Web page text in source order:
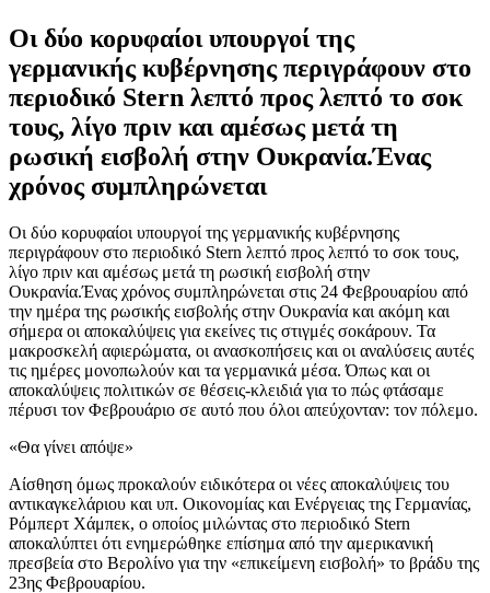
Οι δύο κορυφαίοι υπουργοί της
γερμανικής κυβέρνησης περιγράφουν στο
περιοδικό Stern λεπτό προς λεπτό το σοκ
τους, λίγο πριν και αμέσως μετά τη
ρωσική εισβολή στην Ουκρανία.Ένας
χρόνος συμπληρώνεται
Οι δύο κορυφαίοι υπουργοί της γερμανικής κυβέρνησης
περιγράφουν στο περιοδικό Stern λεπτό προς λεπτό το σοκ τους,
λίγο πριν και αμέσως μετά τη ρωσική εισβολή στην
Ουκρανία.Ένας χρόνος συμπληρώνεται στις 24 Φεβρουαρίου από
την ημέρα της ρωσικής εισβολής στην Ουκρανία και ακόμη και
σήμερα οι αποκαλύψεις για εκείνες τις στιγμές σοκάρουν. Τα
μακροσκελή αφιερώματα, οι ανασκοπήσεις και οι αναλύσεις αυτές
τις ημέρες μονοπωλούν και τα γερμανικά μέσα. Όπως και οι
αποκαλύψεις πολιτικών σε θέσεις-κλειδιά για το πώς φτάσαμε
πέρυσι τον Φεβρουάριο σε αυτό που όλοι απεύχονταν: τον πόλεμο.
«Θα γίνει απόψε»
Αίσθηση όμως προκαλούν ειδικότερα οι νέες αποκαλύψεις του
αντικαγκελάριου και υπ. Οικονομίας και Ενέργειας της Γερμανίας,
Ρόμπερτ Χάμπεκ, ο οποίος μιλώντας στο περιοδικό Stern
αποκαλύπτει ότι ενημερώθηκε επίσημα από την αμερικανική
πρεσβεία στο Βερολίνο για την «επικείμενη εισβολή» το βράδυ της
23ης Φεβρουαρίου.